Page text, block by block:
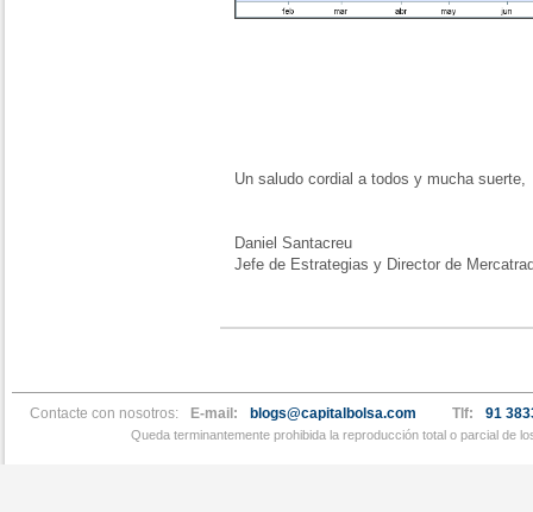
Un saludo cordial a todos y mucha suerte,
Daniel Santacreu
Jefe de Estrategias y Director de
Contacte con nosotros: E-mail: blogs@capitalbolsa.com Tlf: 91
Queda terminantemente prohibida la reproducción total o parcial de